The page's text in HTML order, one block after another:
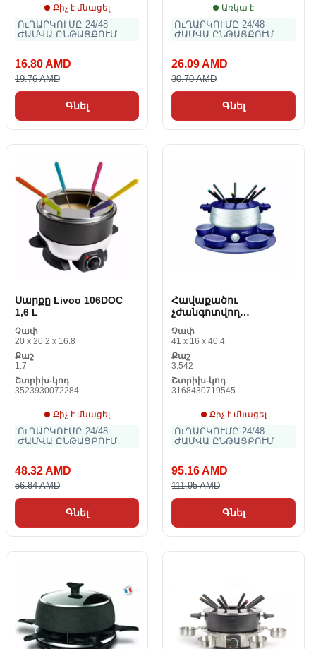
Քիչ է մնացել
ՈւՂԱՐԿՈՒՄԸ 24/48
ԺԱՄՎԱ ԸՆԹԱՑՔՈՒՄ
16.80 AMD
19.76 AMD
Գնել
Առկա է
ՈւՂԱՐԿՈՒՄԸ 24/48
ԺԱՄՎԱ ԸՆԹԱՑՔՈՒՄ
26.09 AMD
30.70 AMD
Գնել
Սարքը Livoo 106DOC
1,6 L
Չափ
20 x 20.2 x 16.8
Քաշ
1.7
Շտրիխ-կոդ
3523930072284
Քիչ է մնացել
ՈւՂԱՐԿՈՒՄԸ 24/48
ԺԱՄՎԱ ԸՆԹԱՑՔՈՒՄ
48.32 AMD
56.84 AMD
Գնել
Հավաքածու
չժանգոտվող
EF51412 800 W
Չափ
41 x 16 x 40.4
Քաշ
3.542
Շտրիխ-կոդ
3168430719545
Քիչ է մնացել
ՈւՂԱՐԿՈՒՄԸ 24/48
ԺԱՄՎԱ ԸՆԹԱՑՔՈՒՄ
95.16 AMD
111.95 AMD
Գնել